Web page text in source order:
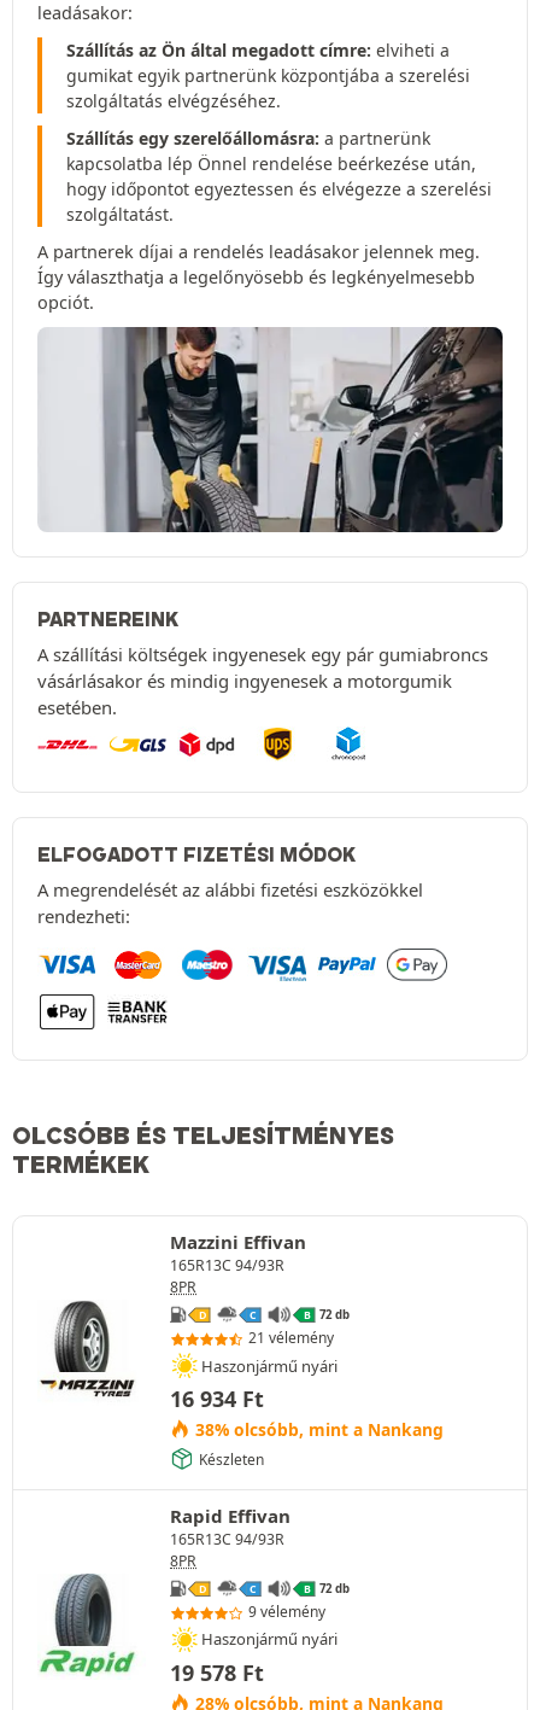
leadásakor:
Szállítás az Ön által megadott címre: elviheti a
gumikat egyik partnerünk központjába a szerelési
szolgáltatás elvégzéséhez.
Szállítás egy szerelőállomásra: a partnerünk
kapcsolatba lép Önnel rendelése beérkezése után,
hogy időpontot egyeztessen és elvégezze a szerelési
szolgáltatást.
A partnerek díjai a rendelés leadásakor jelennek meg.
Így választhatja a legelőnyösebb és legkényelmesebb
opciót.
PARTNEREINK
A szállítási költségek ingyenesek egy pár gumiabroncs
vásárlásakor és mindig ingyenesek a motorgumik
esetében.
ELFOGADOTT FIZETÉSI MÓDOK
A megrendelését az alábbi fizetési eszközökkel
rendezheti:
OLCSÓBB ÉS TELJESÍTMÉNYES
TERMÉKEK
Mazzini Effivan
165R13C 94/93R
8PR
D C B 72 db
21 vélemény
Haszonjármű nyári
16 934 Ft
38% olcsóbb, mint a Nankang
Készleten
Rapid Effivan
165R13C 94/93R
8PR
D C B 72 db
9 vélemény
Haszonjármű nyári
19 578 Ft
28% olcsóbb, mint a Nankang